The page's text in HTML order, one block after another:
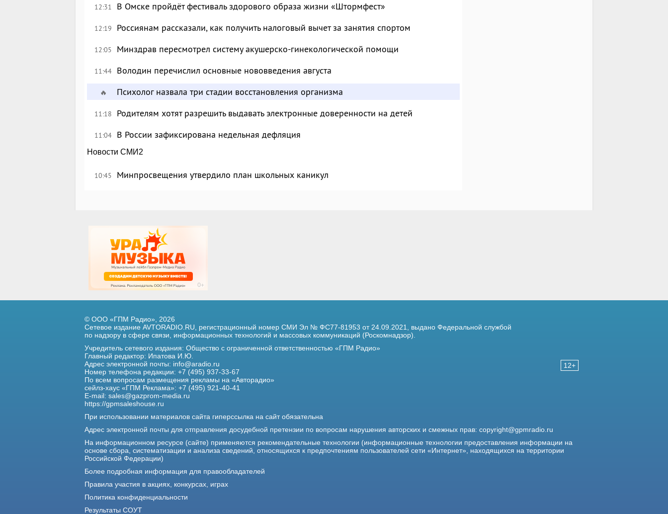
12:31 В Омске пройдёт фестиваль здорового образа жизни «Штормфест»
12:19 Россиянам рассказали, как получить налоговый вычет за занятия спортом
12:05 Минздрав пересмотрел систему акушерско-гинекологической помощи
11:44 Володин перечислил основные нововведения августа
🔥 Психолог назвала три стадии восстановления организма
11:18 Родителям хотят разрешить выдавать электронные доверенности на детей
11:04 В России зафиксирована недельная дефляция
Новости СМИ2
10:45 Минпросвещения утвердило план школьных каникул
12+
© ООО «ГПМ Радио», 2026
Сетевое издание AVTORADIO.RU, регистрационный номер СМИ Эл № ФС77-81953 от 24.09.2021, выдано Федеральной службой
по надзору в сфере связи, информационных технологий и массовых коммуникаций (Роскомнадзор).
Учредитель сетевого издания: Общество с ограниченной ответственностью «ГПМ Радио»
Главный редактор: Ипатова И.Ю.
Адрес электронной почты: info@aradio.ru
Номер телефона редакции: +7 (495) 937-33-67
По всем вопросам размещения рекламы на «Авторадио»
сейлз-хаус «ГПМ Реклама»: +7 (495) 921-40-41
E-mail: sales@gazprom-media.ru
https://gpmsaleshouse.ru
При использовании материалов сайта гиперссылка на сайт обязательна
Адрес электронной почты для отправления досудебной претензии по вопросам нарушения авторских и смежных прав: copyright@gpmradio.ru
На информационном ресурсе (сайте) применяются рекомендательные технологии (информационные технологии предоставления информации на
основе сбора, систематизации и анализа сведений, относящихся к предпочтениям пользователей сети «Интернет», находящихся на территории
Российской Федерации)
Более подробная информация для правообладателей
Правила участия в акциях, конкурсах, играх
Политика конфиденциальности
Результаты СОУТ